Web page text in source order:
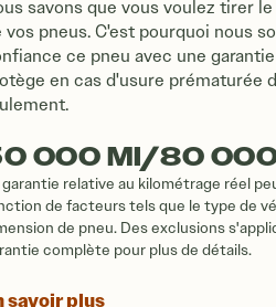
savons que vous voulez tirer
vos pneus. C'est pourquoi nous
ce pneu avec une
en cas d'usure prématurée
000 MI/80 000
garantie relative au kilométrage réel
de facteurs tels que le type de
de pneu. Des exclusions
complète pour plus de détails.
savoir plus